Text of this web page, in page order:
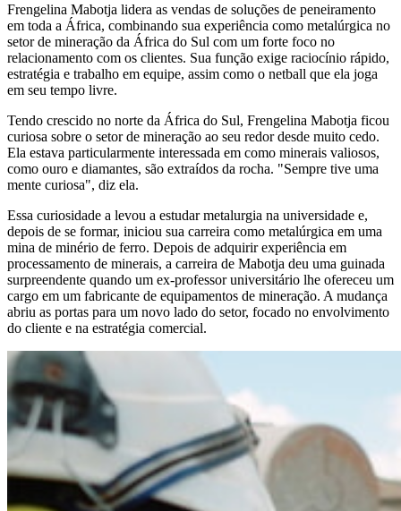
Frengelina Mabotja lidera as vendas de soluções de peneiramento
em toda a África, combinando sua experiência como metalúrgica no
setor de mineração da África do Sul com um forte foco no
relacionamento com os clientes. Sua função exige raciocínio rápido,
estratégia e trabalho em equipe, assim como o netball que ela joga
em seu tempo livre.
Tendo crescido no norte da África do Sul, Frengelina Mabotja ficou
curiosa sobre o setor de mineração ao seu redor desde muito cedo.
Ela estava particularmente interessada em como minerais valiosos,
como ouro e diamantes, são extraídos da rocha. "Sempre tive uma
mente curiosa", diz ela.
Essa curiosidade a levou a estudar metalurgia na universidade e,
depois de se formar, iniciou sua carreira como metalúrgica em uma
mina de minério de ferro. Depois de adquirir experiência em
processamento de minerais, a carreira de Mabotja deu uma guinada
surpreendente quando um ex-professor universitário lhe ofereceu um
cargo em um fabricante de equipamentos de mineração. A mudança
abriu as portas para um novo lado do setor, focado no envolvimento
do cliente e na estratégia comercial.